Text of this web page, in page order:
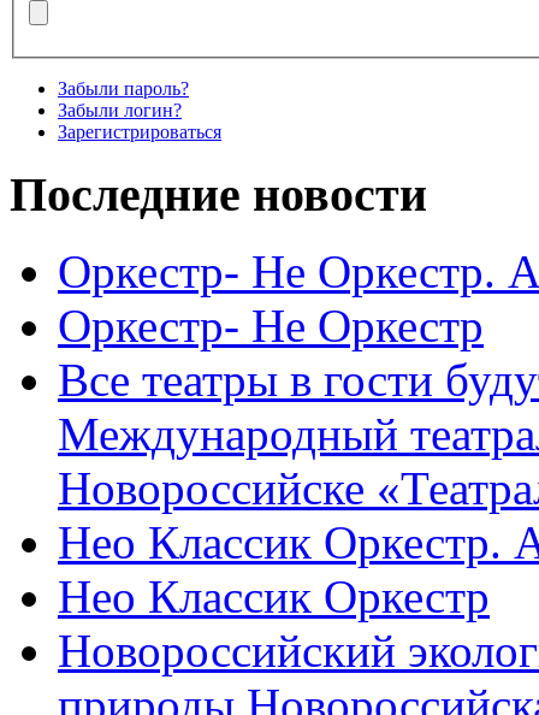
Забыли пароль?
Забыли логин?
Зарегистрироваться
Последние новости
Оркестр- Не Оркестр.
Оркестр- Не Оркестр
Все театры в гости
Международный
Новороссийске
Нео Классик Оркестр.
Нео Классик Оркестр
Новороссийский